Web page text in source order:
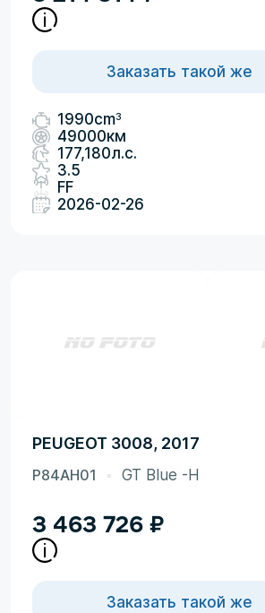
Заказать такой же
1990cm3
49000км
177,180л.с.
3.5
FF
2026-02-26
PEUGEOT 3008, 2017
P84AH01 GT Blue -H
3 463 726 ₽
Заказать такой же